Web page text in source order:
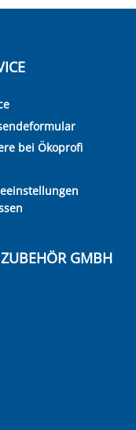
bei Ökoprofi
GMBH